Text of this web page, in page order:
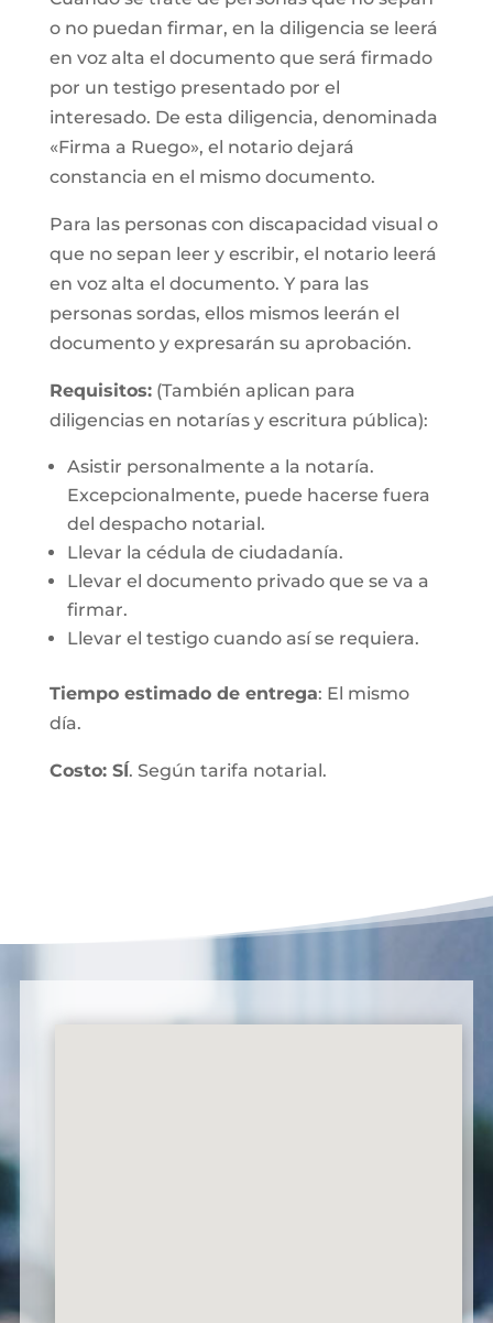
o no puedan firmar, en la diligencia se leerá
en voz alta el documento que será firmado
por un testigo presentado por el
interesado. De esta diligencia, denominada
«Firma a Ruego», el notario dejará
constancia en el mismo documento.
Para las personas con discapacidad visual o
que no sepan leer y escribir, el notario leerá
en voz alta el documento. Y para las
personas sordas, ellos mismos leerán el
documento y expresarán su aprobación.
Requisitos:(También aplican para
diligencias en notarías y escritura pública):
Asistir personalmente a la notaría.
Excepcionalmente, puede hacerse fuera
del despacho notarial.
Llevar la cédula de ciudadanía.
Llevar el documento privado que se va a
firmar.
Llevar el testigo cuando así se requiera.
Tiempo estimado de entrega: El mismo
día.
Costo: SÍ. Según tarifa notarial.